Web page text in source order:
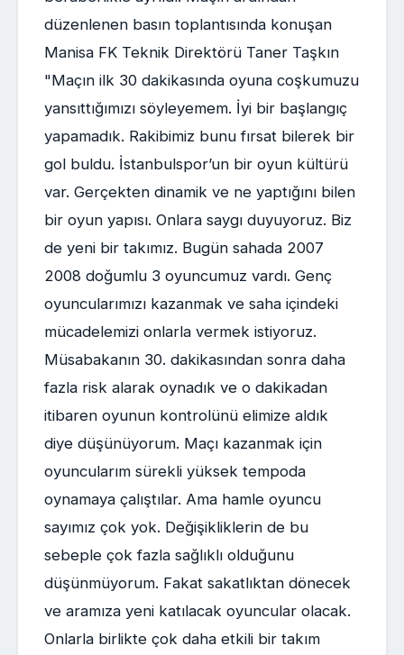
düzenlenen basın toplantısında konuşan
Manisa FK Teknik Direktörü Taner Taşkın
"Maçın ilk 30 dakikasında oyuna coşkumuzu
yansıttığımızı söyleyemem. İyi bir başlangıç
yapamadık. Rakibimiz bunu fırsat bilerek bir
gol buldu. İstanbulspor’un bir oyun kültürü
var. Gerçekten dinamik ve ne yaptığını bilen
bir oyun yapısı. Onlara saygı duyuyoruz. Biz
de yeni bir takımız. Bugün sahada 2007
2008 doğumlu 3 oyuncumuz vardı. Genç
oyuncularımızı kazanmak ve saha içindeki
mücadelemizi onlarla vermek istiyoruz.
Müsabakanın 30. dakikasından sonra daha
fazla risk alarak oynadık ve o dakikadan
itibaren oyunun kontrolünü elimize aldık
diye düşünüyorum. Maçı kazanmak için
oyuncularım sürekli yüksek tempoda
oynamaya çalıştılar. Ama hamle oyuncu
sayımız çok yok. Değişikliklerin de bu
sebeple çok fazla sağlıklı olduğunu
düşünmüyorum. Fakat sakatlıktan dönecek
ve aramıza yeni katılacak oyuncular olacak.
Onlarla birlikte çok daha etkili bir takım